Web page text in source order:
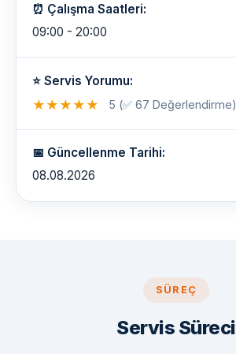
⏰ Çalışma Saatleri:
09:00 - 20:00
⭐ Servis Yorumu:
★ ★ ★ ★ ★ 5 (✅ 67 Değerlendirme)
📅 Güncellenme Tarihi:
08.08.2026
SÜREÇ
Servis Süreci